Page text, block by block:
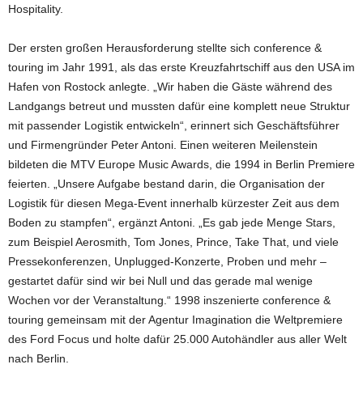
Hospitality.
Der ersten großen Herausforderung stellte sich conference &
touring im Jahr 1991, als das erste Kreuzfahrtschiff aus den USA im
Hafen von Rostock anlegte. „Wir haben die Gäste während des
Landgangs betreut und mussten dafür eine komplett neue Struktur
mit passender Logistik entwickeln“, erinnert sich Geschäftsführer
und Firmengründer Peter Antoni. Einen weiteren Meilenstein
bildeten die MTV Europe Music Awards, die 1994 in Berlin Premiere
feierten. „Unsere Aufgabe bestand darin, die Organisation der
Logistik für diesen Mega-Event innerhalb kürzester Zeit aus dem
Boden zu stampfen“, ergänzt Antoni. „Es gab jede Menge Stars,
zum Beispiel Aerosmith, Tom Jones, Prince, Take That, und viele
Pressekonferenzen, Unplugged-Konzerte, Proben und mehr –
gestartet dafür sind wir bei Null und das gerade mal wenige
Wochen vor der Veranstaltung.“ 1998 inszenierte conference &
touring gemeinsam mit der Agentur Imagination die Weltpremiere
des Ford Focus und holte dafür 25.000 Autohändler aus aller Welt
nach Berlin.